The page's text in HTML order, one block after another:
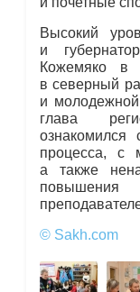
Высокий
и
Кожемяко в
в северный
и
глава
ознакомился
процесса, с
а также
© Sakh.com